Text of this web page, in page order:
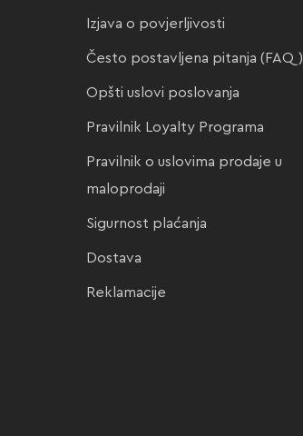
Izjava o povjerljivosti
Često postavljena pitanja (FAQ)
Opšti uslovi poslovanja
Pravilnik Loyalty Programa
Pravilnik o uslovima prodaje u
maloprodaji
Sigurnost plaćanja
Dostava
Reklamacije